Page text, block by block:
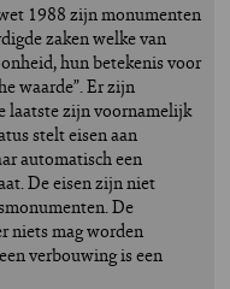
1988 zijn monumenten
zaken welke van
hun betekenis voor
waarde”. Er zijn
laatste zijn voornamelijk
stelt eisen aan
automatisch een
De eisen zijn niet
De
niets mag worden
verbouwing is een